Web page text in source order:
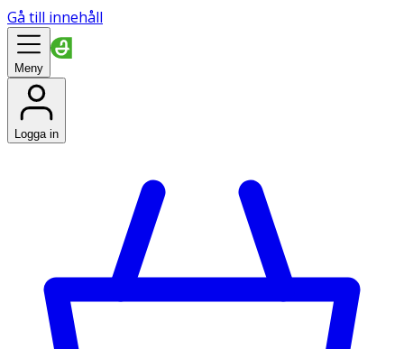
Gå till innehåll
Meny
Logga in